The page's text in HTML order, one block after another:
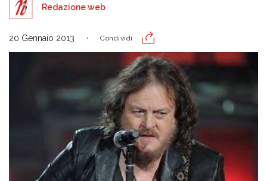
Redazione web
20 Gennaio 2013 Condividi